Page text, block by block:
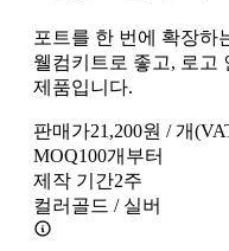
포트를 한 번에 확장하
웰컴키트로 좋고, 로고
제품입니다.
판매가21,200원 / 개
MOQ100개부터
제작 기간2주
컬러 골드 / 실버